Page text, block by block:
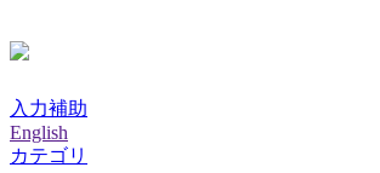
入力補助
English
カテゴリ